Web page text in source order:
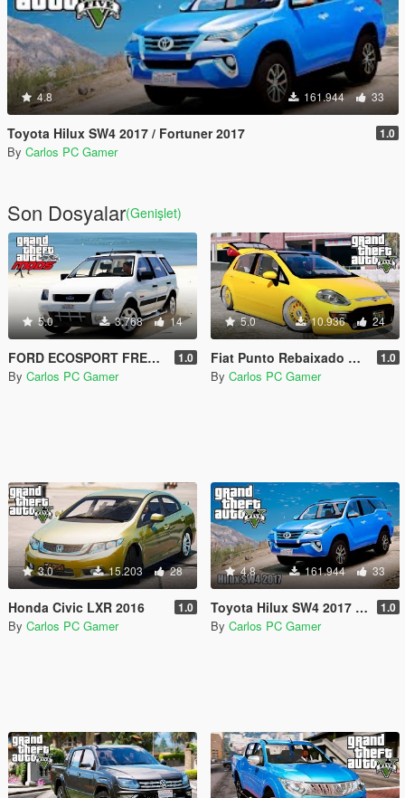
4.8 161.944 33
Toyota Hilux SW4 2017 / Fortuner 2017 1.0
By Carlos PC Gamer
Son Dosyalar(Genişlet)
5.0 3.768 14
FORD ECOSPORT FREESTYLE 2007 1.0
By Carlos PC Gamer
5.0 10.936 24
Fiat Punto Rebaixado Com Som E Rodas [Replace] 1.0
By Carlos PC Gamer
3.0 15.203 28
Honda Civic LXR 2016 1.0
By Carlos PC Gamer
4.8 161.944 33
Toyota Hilux SW4 2017 / Fortuner 2017 1.0
By Carlos PC Gamer